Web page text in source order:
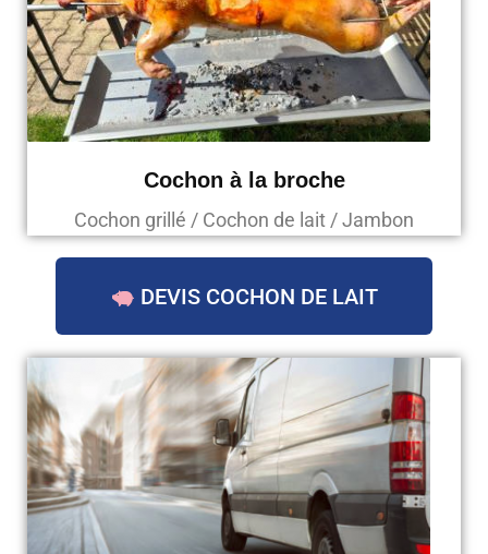
Cochon à la broche
Cochon grillé / Cochon de lait / Jambon
DEVIS COCHON DE LAIT